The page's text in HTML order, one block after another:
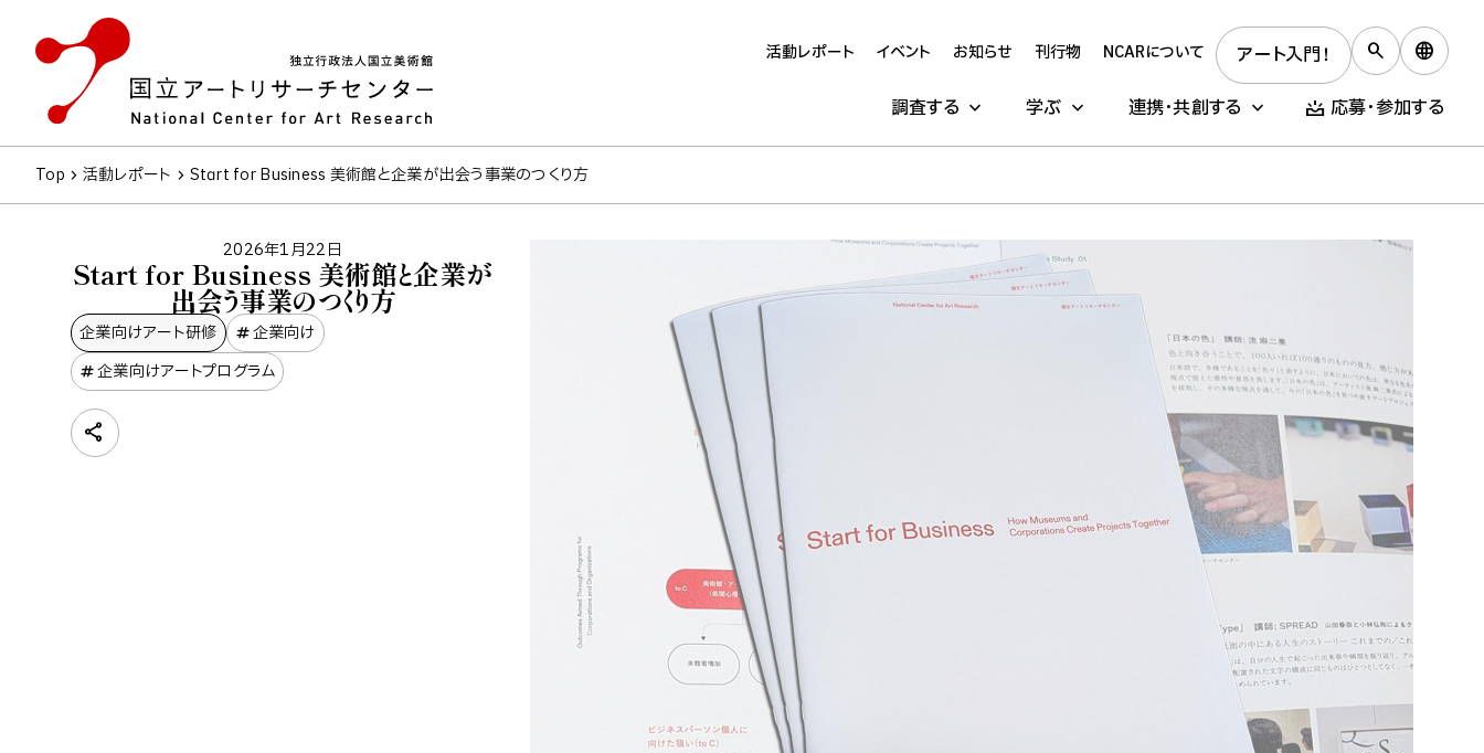
調査する 学ぶ 連携・共創する 応募・参加する
活動レポート イベント お知らせ 刊行物 NCARについて アート入門！
Top 活動レポート Start for Business 美術館と企業が出会う事業のつくり方
2026年1月22日
Start for Business 美術館と企業が
出会う事業のつくり方
企業向けアート研修
企業向け
企業向けアートプログラム